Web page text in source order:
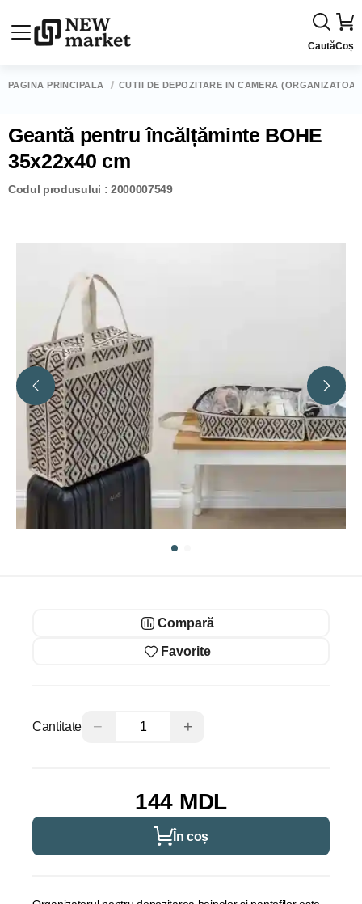
CautăCoș
PAGINA PRINCIPALĂ CUTII DE DEPOZITARE ÎN CAMERĂ
Geantă pentru încălțăminte BOHE
35x22x40 cm
Codul produsului : 2000007549
Compară
Favorite
Cantitate − +
144 MDL
În coș